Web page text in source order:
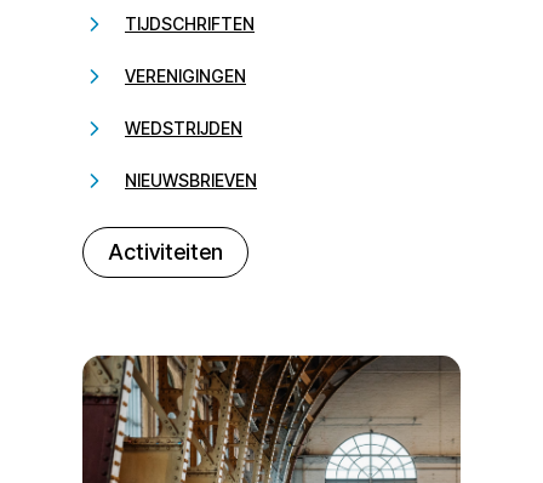
TIJDSCHRIFTEN
VERENIGINGEN
WEDSTRIJDEN
NIEUWSBRIEVEN
Activiteiten
232323